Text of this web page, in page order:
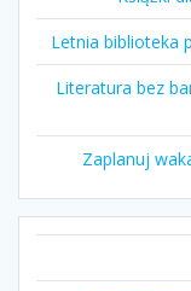
Letnia biblioteka
Literatura bez
Zaplanuj